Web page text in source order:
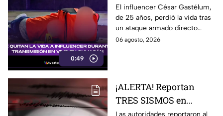
0:49
transmisión en vivo en
Culiacán
El influencer César Gastélum,
de 25 años, perdió la vida tras
un ataque armado directo
mientras realizaba una
06 agosto, 2026
¡ALERTA! Reportan
TRES SISMOS en
distintos estados de